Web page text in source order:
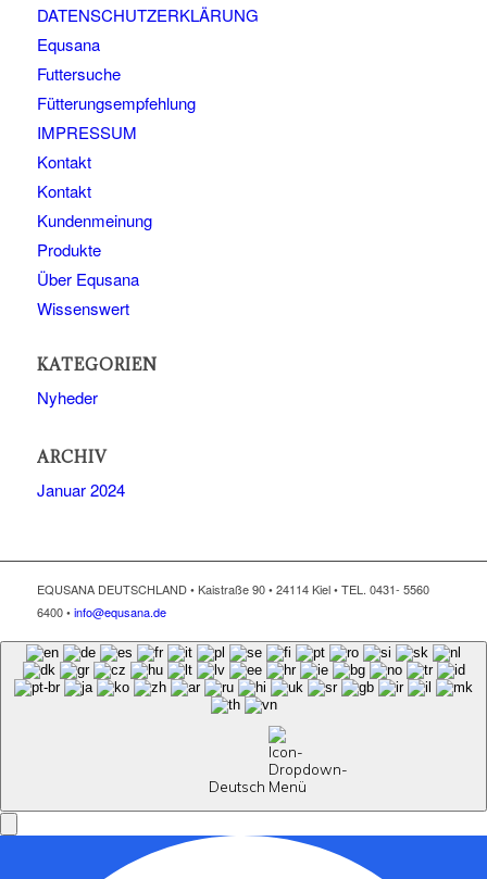
DATENSCHUTZERKLÄRUNG
Equsana
Futtersuche
Fütterungsempfehlung
IMPRESSUM
Kontakt
Kontakt
Kundenmeinung
Produkte
Über Equsana
Wissenswert
KATEGORIEN
Nyheder
ARCHIV
Januar 2024
EQUSANA DEUTSCHLAND • Kaistraße 90 • 24114 Kiel • TEL. 0431- 5560
6400 •info@equsana.de
Deutsch